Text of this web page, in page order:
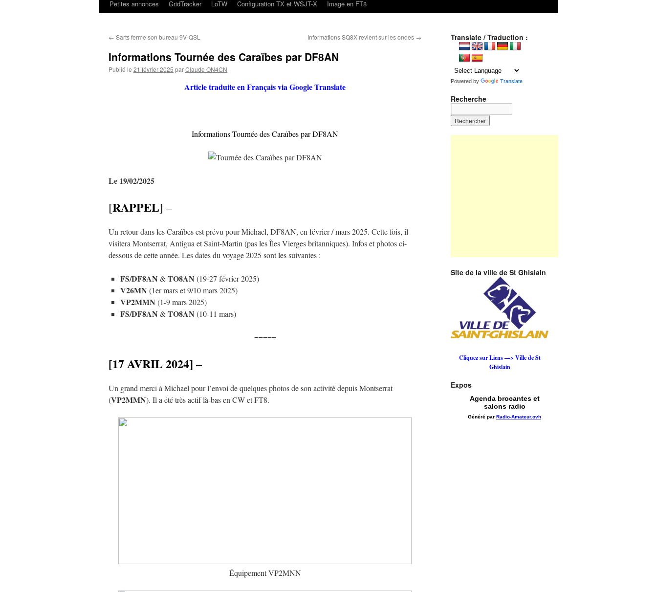
Petites annonces
GridTracker LoTW Configuration TX et WSJT-X Image en FT8
← Sarts ferme son bureau 9V-QSL Informations SQ8X revient sur les ondes →
Informations Tournée des Caraïbes par DF8AN
Publié le 21 février 2025 parClaude ON4CN
Article traduite en Français via Google Translate
Informations Tournée des Caraïbes par DF8AN
Le 19/02/2025
[RAPPEL] –
Un retour dans les Caraïbes est prévu pour Michael, DF8AN, en février / mars 2025. Cette fois, il
visitera Montserrat, Antigua et Saint-Martin (pas les Îles Vierges britanniques). Infos et photos ci-
dessous de cette année. Les dates du voyage 2025 sont les suivantes :
FS/DF8AN &TO8AN (19-27 février 2025)
V26MN (1er mars et 9/10 mars 2025)
VP2MMN (1-9 mars 2025)
FS/DF8AN &TO8AN (10-11 mars)
=====
[17 AVRIL 2024] –
Un grand merci à Michael pour l’envoi de quelques photos de son activité depuis Montserrat
(VP2MMN). Il a été très actif là-bas en CW et FT8.
Équipement VP2MNN
Translate / Traduction :
Powered by Translate
Recherche
Site de la ville de St Ghislain
Cliquez sur Liens —> Ville de St
Ghislain
Expos